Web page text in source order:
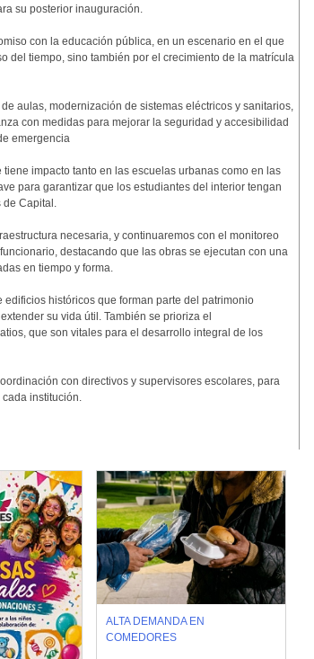
su posterior inauguración.
con la educación pública, en un escenario en el que
del tiempo, sino también por el crecimiento de la matrícula
aulas, modernización de sistemas eléctricos y sanitarios,
con medidas para mejorar la seguridad y accesibilidad
emergencia
impacto tanto en las escuelas urbanas como en las
para garantizar que los estudiantes del interior tengan
de Capital.
necesaria, y continuaremos con el monitoreo
destacando que las obras se ejecutan con una
en tiempo y forma.
históricos que forman parte del patrimonio
su vida útil. También se prioriza el
que son vitales para el desarrollo integral de los
con directivos y supervisores escolares, para
institución.
ALTA DEMANDA EN
COMEDORES